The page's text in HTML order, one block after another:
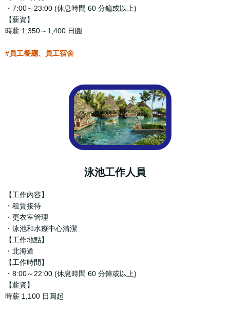
・7:00～23:00 (休息時間 60 分鐘或以上)
【薪資】
時薪 1,350～1,400 日圓
#員工餐廳、員工宿舍
泳池工作人員
【工作內容】
・租賃接待
・更衣室管理
・泳池和水療中心清潔
【工作地點】
・北海道
【工作時間】
・8:00～22:00 (休息時間 60 分鐘或以上)
【薪資】
時薪 1,100 日圓起